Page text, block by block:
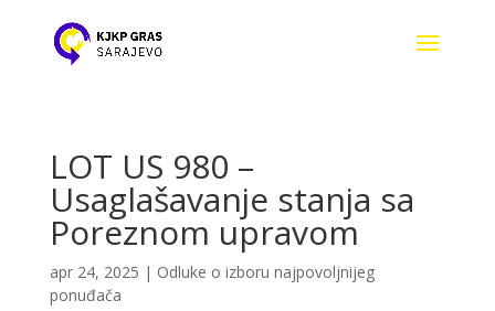
LOT US 980 –
Usaglašavanje stanja sa
Poreznom upravom
apr 24, 2025 | Odluke o izboru najpovoljnijeg
ponuđača